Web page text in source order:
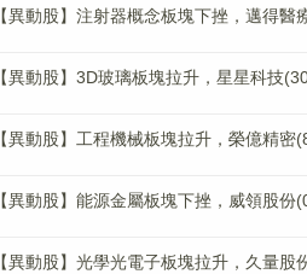
【異動股】注射器概念板塊下挫，邁得
【異動股】3D玻璃板塊拉升，星星科技
【異動股】工程機械板塊拉升，榮億精
【異動股】能源金屬板塊下挫，威領股
【異動股】光學光電子板塊拉升，久量